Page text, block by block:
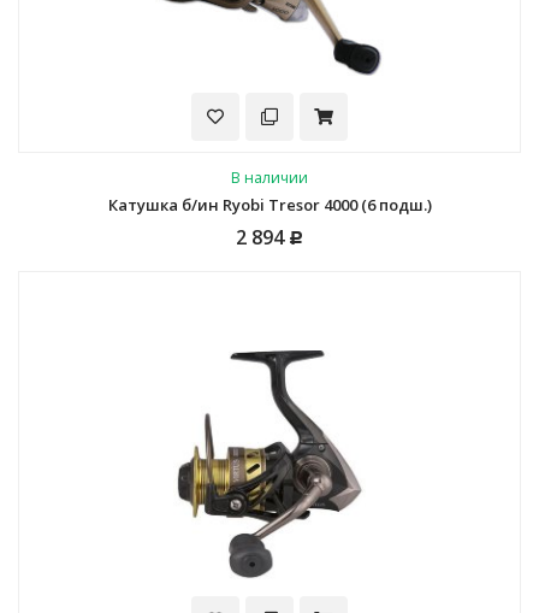
В наличии
Катушка б/ин Ryobi Tresor 4000 (6 подш.)
2 894 Р